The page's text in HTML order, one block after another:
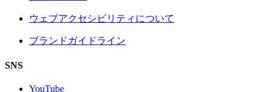
ウェブアクセシビリティについて
ブランドガイドライン
SNS
YouTube